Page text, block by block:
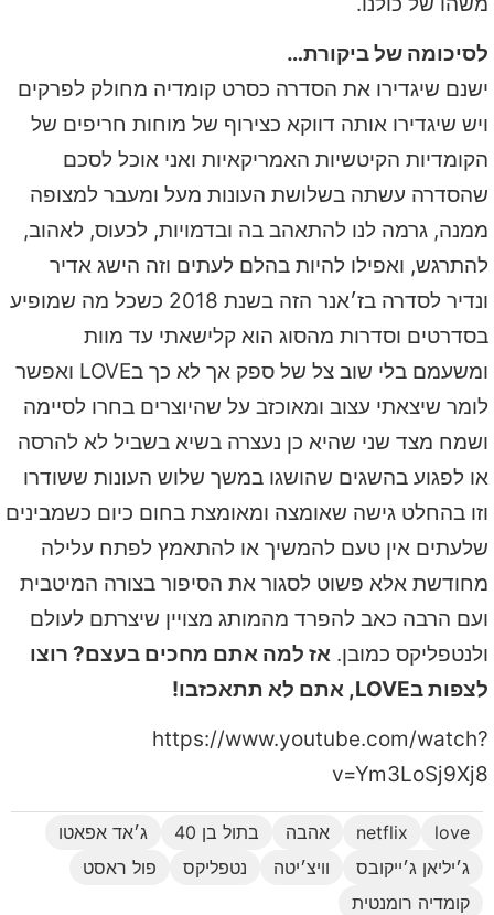
לסיכומה של ביקורת…
ישנם שיגדירו את הסדרה כסרט קומדיה מחולק לפרקים
ויש שיגדירו אותה דווקא כצירוף של מוחות חריפים של
הקומדיות הקיטשיות האמריקאיות ואני אוכל לסכם
שהסדרה עשתה בשלושת העונות מעל ומעבר למצופה
ממנה, גרמה לנו להתאהב בה ובדמויות, לכעוס, לאהוב,
להתרגש, ואפילו להיות בהלם לעתים וזה הישג אדיר
ונדיר לסדרה בז׳אנר הזה בשנת 2018 כשכל מה שמופיע
בסדרטים וסדרות מהסוג הוא קלישאתי עד מוות
ומשעמם בלי שוב צל של ספק אך לא כך בLOVE ואפשר
לומר שיצאתי עצוב ומאוכזב על שהיוצרים בחרו לסיימה
ושמח מצד שני שהיא כן נעצרה בשיא בשביל לא להרסה
או לפגוע בהשגים שהושגו במשך שלוש העונות ששודרו
וזו בהחלט גישה שאומצה ומאומצת בחום כיום כשמבינים
שלעתים אין טעם להמשיך או להתאמץ לפתח עלילה
מחודשת אלא פשוט לסגור את הסיפור בצורה המיטבית
ועם הרבה כאב להפרד מהמותג מצויין שיצרתם לעולם
ולנטפליקס כמובן. אז למה אתם מחכים בעצם? רוצו
לצפות בLOVE, אתם לא תתאכזבו!
https://www.youtube.com/watch?
v=Ym3LoSj9Xj8
love
netflix אהבה בתול בן 40
ג׳אד אפאטו
ג׳יליאן ג׳ייקובס
וויצ׳יטה נטפליקס
פול ראסט
קומדיה רומנטית